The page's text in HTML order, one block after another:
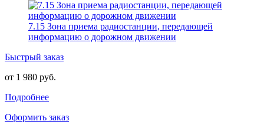
7.15 Зона приема радиостанции, передающей
информацию о дорожном движении
Быстрый заказ
от 1 980 руб.
Подробнее
Оформить заказ